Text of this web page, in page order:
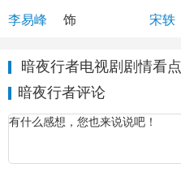
李易峰
饰
宋轶
暗夜行者电视剧剧情看点
暗夜行者评论